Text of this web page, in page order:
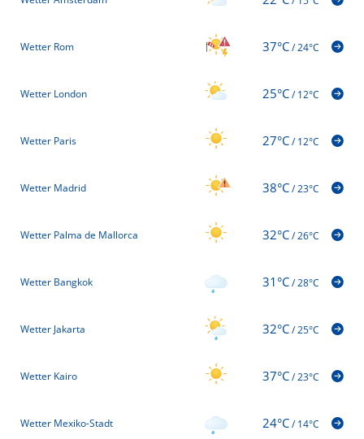
Wetter Rom 37°C/24°C
Wetter London 25°C/12°C
Wetter Paris 27°C/12°C
Wetter Madrid 38°C/23°C
Wetter Palma de Mallorca 32°C/26°C
Wetter Bangkok 31°C/28°C
Wetter Jakarta 32°C/25°C
Wetter Kairo 37°C/23°C
Wetter Mexiko-Stadt 24°C/14°C